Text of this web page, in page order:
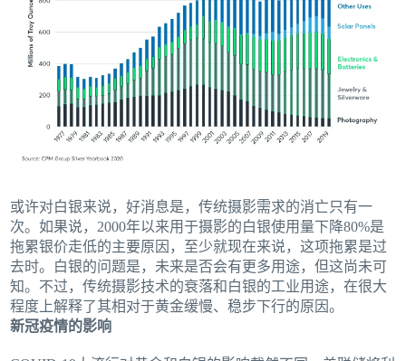
或许对白银来说，好消息是，传统摄影需求的消亡只有一
次。如果说，2000年以来用于摄影的白银使用量下降80%是
拖累银价走低的主要原因，至少就现在来说，这项拖累是过
去时。白银的问题是，未来是否会有更多用途，但这尚未可
知。不过，传统摄影技术的衰落和白银的工业用途，在很大
程度上解释了其相对于黄金缓慢、稳步下行的原因。
新冠疫情的影响